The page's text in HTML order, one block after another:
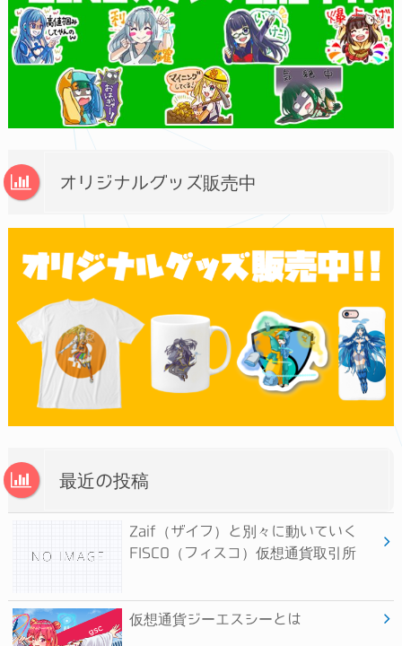
オリジナルグッズ販売中
最近の投稿
Zaif（ザイフ）と別々に動いていく
FISCO（フィスコ）仮想通貨取引所
仮想通貨ジーエスシーとは